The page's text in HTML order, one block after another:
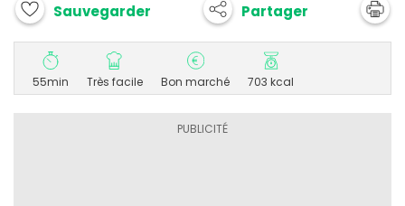
Sauvegarder Partager
55min Très facile Bon marché 703 kcal